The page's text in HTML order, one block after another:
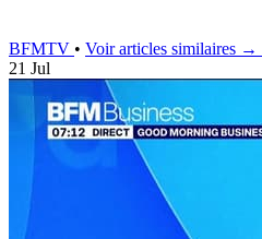
BFMTV • Voir articles similaires →
21 Jul